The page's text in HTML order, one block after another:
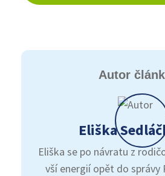
Autor
Eliška
Eliška se po návratu z
vší energií opět do správy